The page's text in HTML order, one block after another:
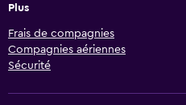
Plus
Frais de compagnies
Compagnies aériennes
Sécurité